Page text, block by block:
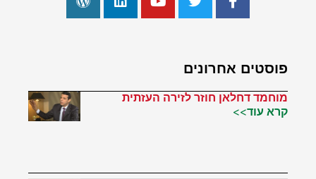
פוסטים אחרונים
מוחמד דחלאן חוזר לזירה העזתית
קרא עוד>>